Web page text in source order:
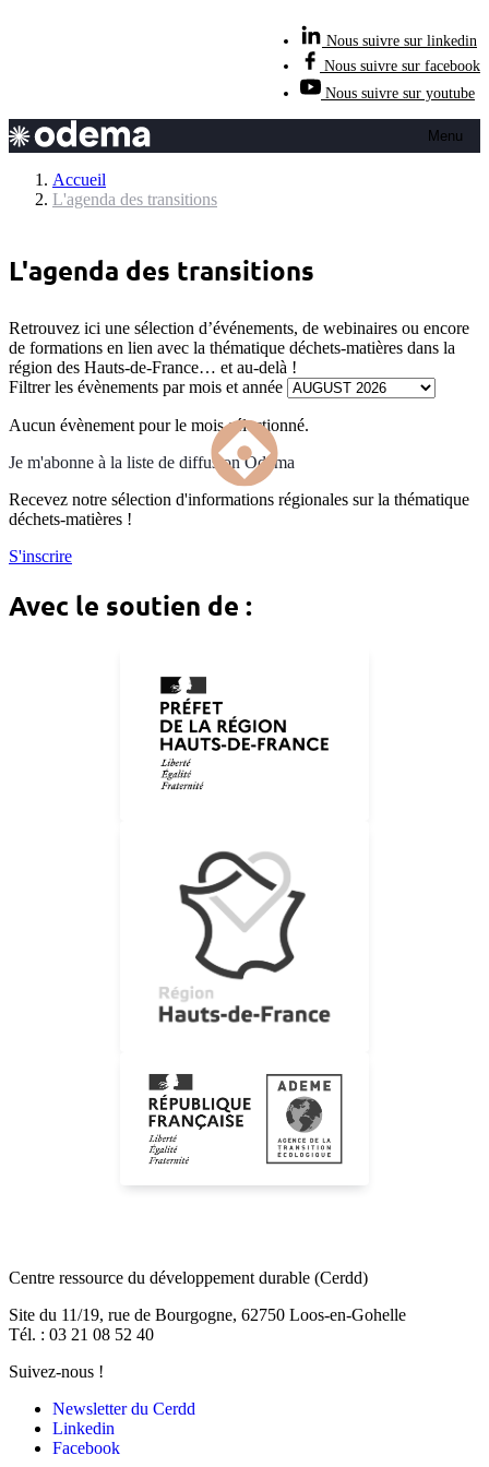
Nous suivre sur linkedin
Nous suivre sur facebook
Nous suivre sur youtube
Menu
Accueil
L'agenda des transitions
L'agenda des transitions
Retrouvez ici une sélection d’événements, de webinaires ou encore
de formations en lien avec la thématique déchets-matières dans la
région des Hauts-de-France… et au-delà !
Filtrer les évènements par mois et année
Aucun évènement pour le mois sélectionné.
Je m'abonne à la liste de diffusion Odema
Recevez notre sélection d'informations régionales sur la thématique
déchets-matières !
S'inscrire
Avec le soutien de :
Centre ressource du développement durable (Cerdd)
Site du 11/19, rue de Bourgogne, 62750 Loos-en-Gohelle
Tél. : 03 21 08 52 40
Suivez-nous !
Newsletter du Cerdd
Linkedin
Facebook